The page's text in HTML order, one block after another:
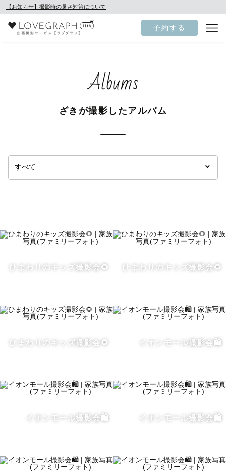
【お知らせ】撮影時の暑さ対策について
予約する
Albums
ざきが撮影したアルバム
ひまわりのキッズ撮影会🌻 ひまわりのキッズ撮影会🌻
ひまわりのキッズ撮影会🌻 イオンモール撮影会🛍️
イオンモール撮影会🛍️ イオンモール撮影会🛍️